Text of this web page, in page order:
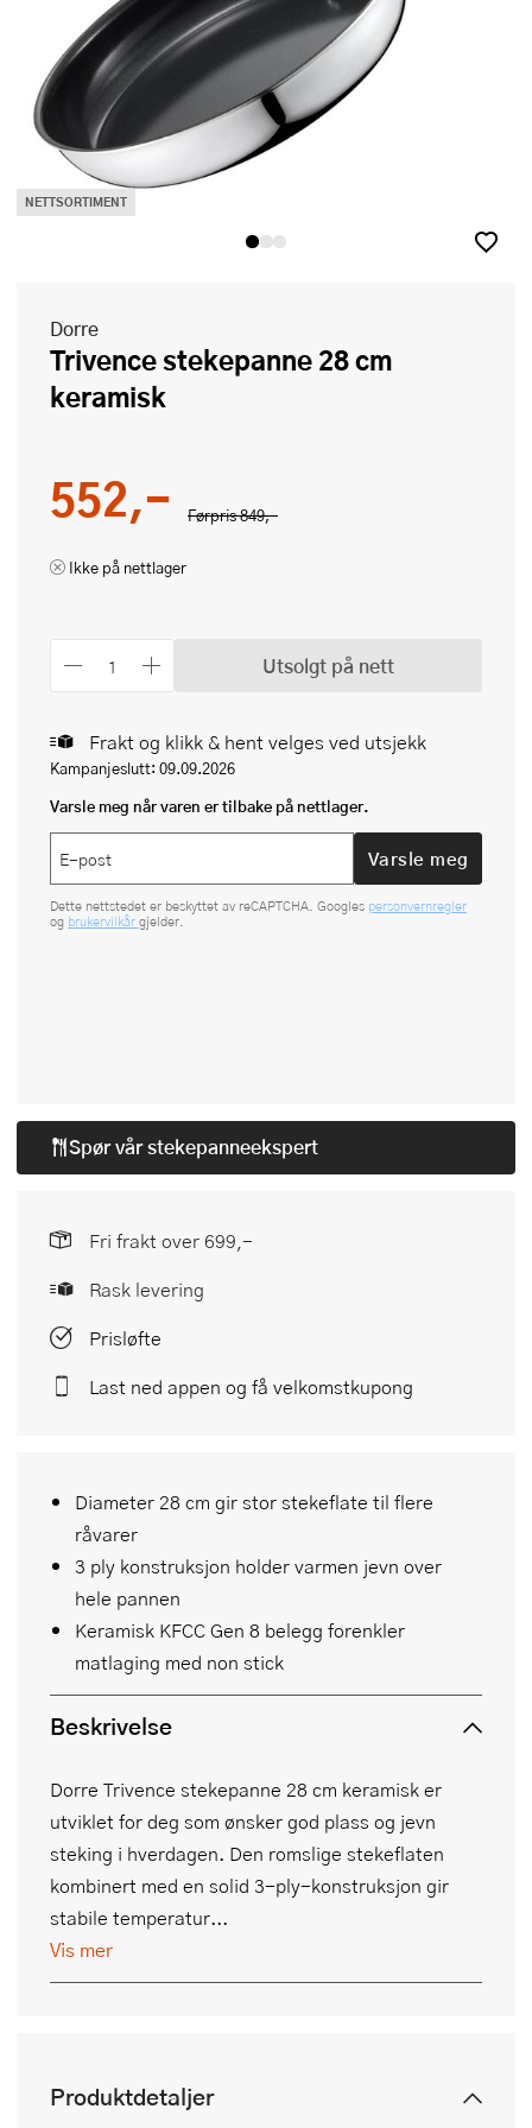
NETTSORTIMENT
Dorre
Trivence stekepanne 28 cm
keramisk
Førpris849,-
552,-
Ikke på nettlager
Utsolgt på nett
Frakt og klikk & hent velges ved utsjekk
Kampanjeslutt: 09.09.2026
Varsle meg når varen er tilbake på nettlager.
Varsle meg
Dette nettstedet er beskyttet av reCAPTCHA. Googles personvernregler
og brukervilkår gjelder.
Diameter 28 cm gir stor stekeflate til flere
råvarer
3 ply konstruksjon holder varmen jevn over
hele pannen
Keramisk KFCC Gen 8 belegg forenkler
matlaging med non stick
Beskrivelse
Dorre Trivence stekepanne 28 cm keramisk er
utviklet for deg som ønsker god plass og jevn
steking i hverdagen. Den romslige stekeflaten
kombinert med en solid 3-ply-konstruksjon gir
stabile temperatur...
Vis mer
Spør vårstekepanneekspert
Fri frakt over 699,-
Rask levering
Prisløfte
Last ned appen og få velkomstkupong
Produktdetaljer